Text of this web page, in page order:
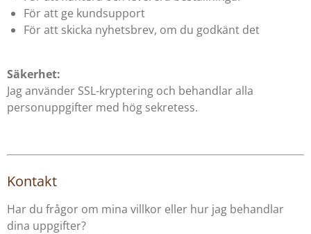
För att ge kundsupport
För att skicka nyhetsbrev, om du godkänt det
Säkerhet:
Jag använder SSL-kryptering och behandlar alla
personuppgifter med hög sekretess.
Kontakt
Har du frågor om mina villkor eller hur jag behandlar
dina uppgifter?